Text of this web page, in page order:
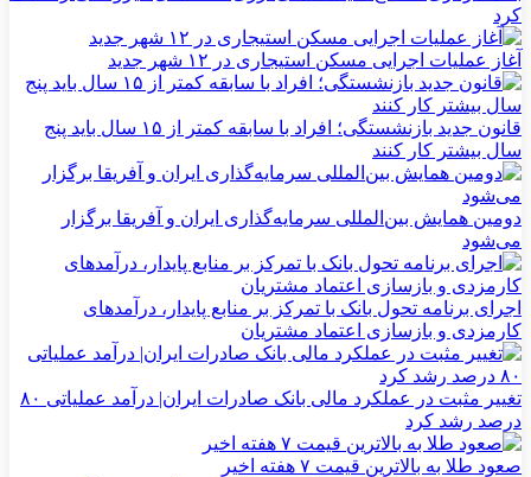
کرد
آغاز عملیات اجرایی مسکن استیجاری در ۱۲ شهر جدید
قانون جدید بازنشستگی؛ افراد با سابقه کمتر از ۱۵ سال باید پنج
سال بیشتر کار کنند
دومین همایش بین‌المللی سرمایه‌گذاری ایران و آفریقا برگزار
می‌شود
اجرای برنامه تحول بانک با تمرکز بر منابع پایدار، درآمدهای
کارمزدی و بازسازی اعتماد مشتریان
تغییر مثبت در عملکرد مالی بانک صادرات ایران| درآمد عملیاتی ۸۰
درصد رشد کرد
صعود طلا به بالاترین قیمت ۷ هفته اخیر